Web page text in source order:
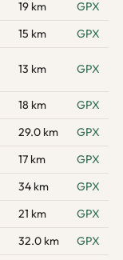
19 km
GPX
15 km
GPX
13 km GPX
18 km
GPX
29.0 km
GPX
17 km
GPX
34 km
GPX
21 km
GPX
32.0 km
GPX